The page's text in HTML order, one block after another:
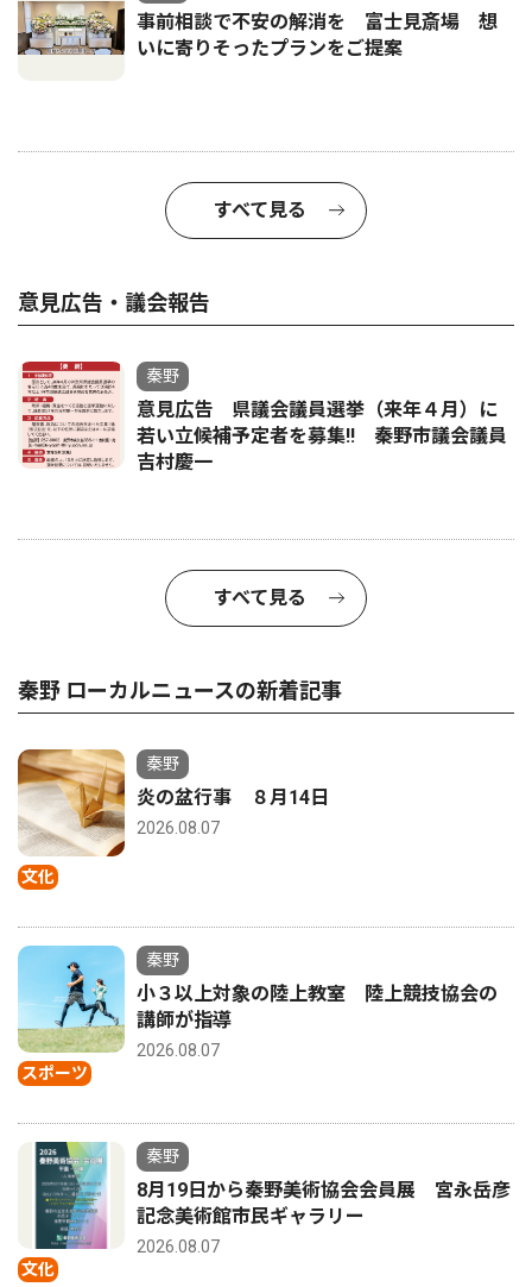
事前相談で不安の解消を 富士見斎場 想
いに寄りそったプランをご提案
すべて見る
意見広告・議会報告
秦野
意見広告 県議会議員選挙（来年４月）に
若い立候補予定者を募集‼ 秦野市議会議員
吉村慶一
すべて見る
秦野 ローカルニュースの新着記事
文化
秦野
炎の盆行事 ８月14日
2026.08.07
スポーツ
秦野
小３以上対象の陸上教室 陸上競技協会の
講師が指導
2026.08.07
文化
秦野
8月19日から秦野美術協会会員展 宮永岳彦
記念美術館市民ギャラリー
2026.08.07